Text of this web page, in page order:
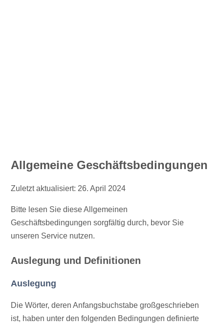
Allgemeine Geschäftsbedingungen
Zuletzt aktualisiert: 26. April 2024
Bitte lesen Sie diese Allgemeinen
Geschäftsbedingungen sorgfältig durch, bevor Sie
unseren Service nutzen.
Auslegung und Definitionen
Auslegung
Die Wörter, deren Anfangsbuchstabe großgeschrieben
ist, haben unter den folgenden Bedingungen definierte